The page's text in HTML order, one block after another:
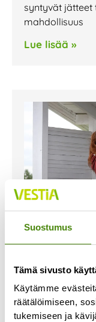
Suostumus
Tämä sivusto
Käytämme
räätälöimiseen,
tukemiseen ja
syntyvät jätteet
mahdollisuus
Lue lisää »